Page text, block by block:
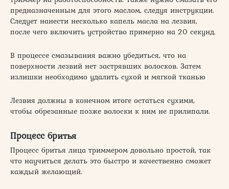
предназначенным для этого маслом, следуя инструкции.
Следует нанести несколько капель масла на лезвия,
после чего включить устройство примерно на 20 секунд.
В процессе смазывания важно убедиться, что на
поверхности лезвий нет застрявших волосков. Затем
излишки необходимо удалить сухой и мягкой тканью
Лезвия должны в конечном итоге остаться сухими,
чтобы обрезанные позже волоски к ним не прилипали.
Процесс бритья
Процесс бритья лица триммером довольно простой, так
что научиться делать это быстро и качественно сможет
каждый желающий.